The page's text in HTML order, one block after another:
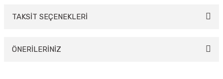
Bu ürüne ilk yorumu siz yapın!
TAKSİT SEÇENEKLERİ
ÖNERİLERİNİZ